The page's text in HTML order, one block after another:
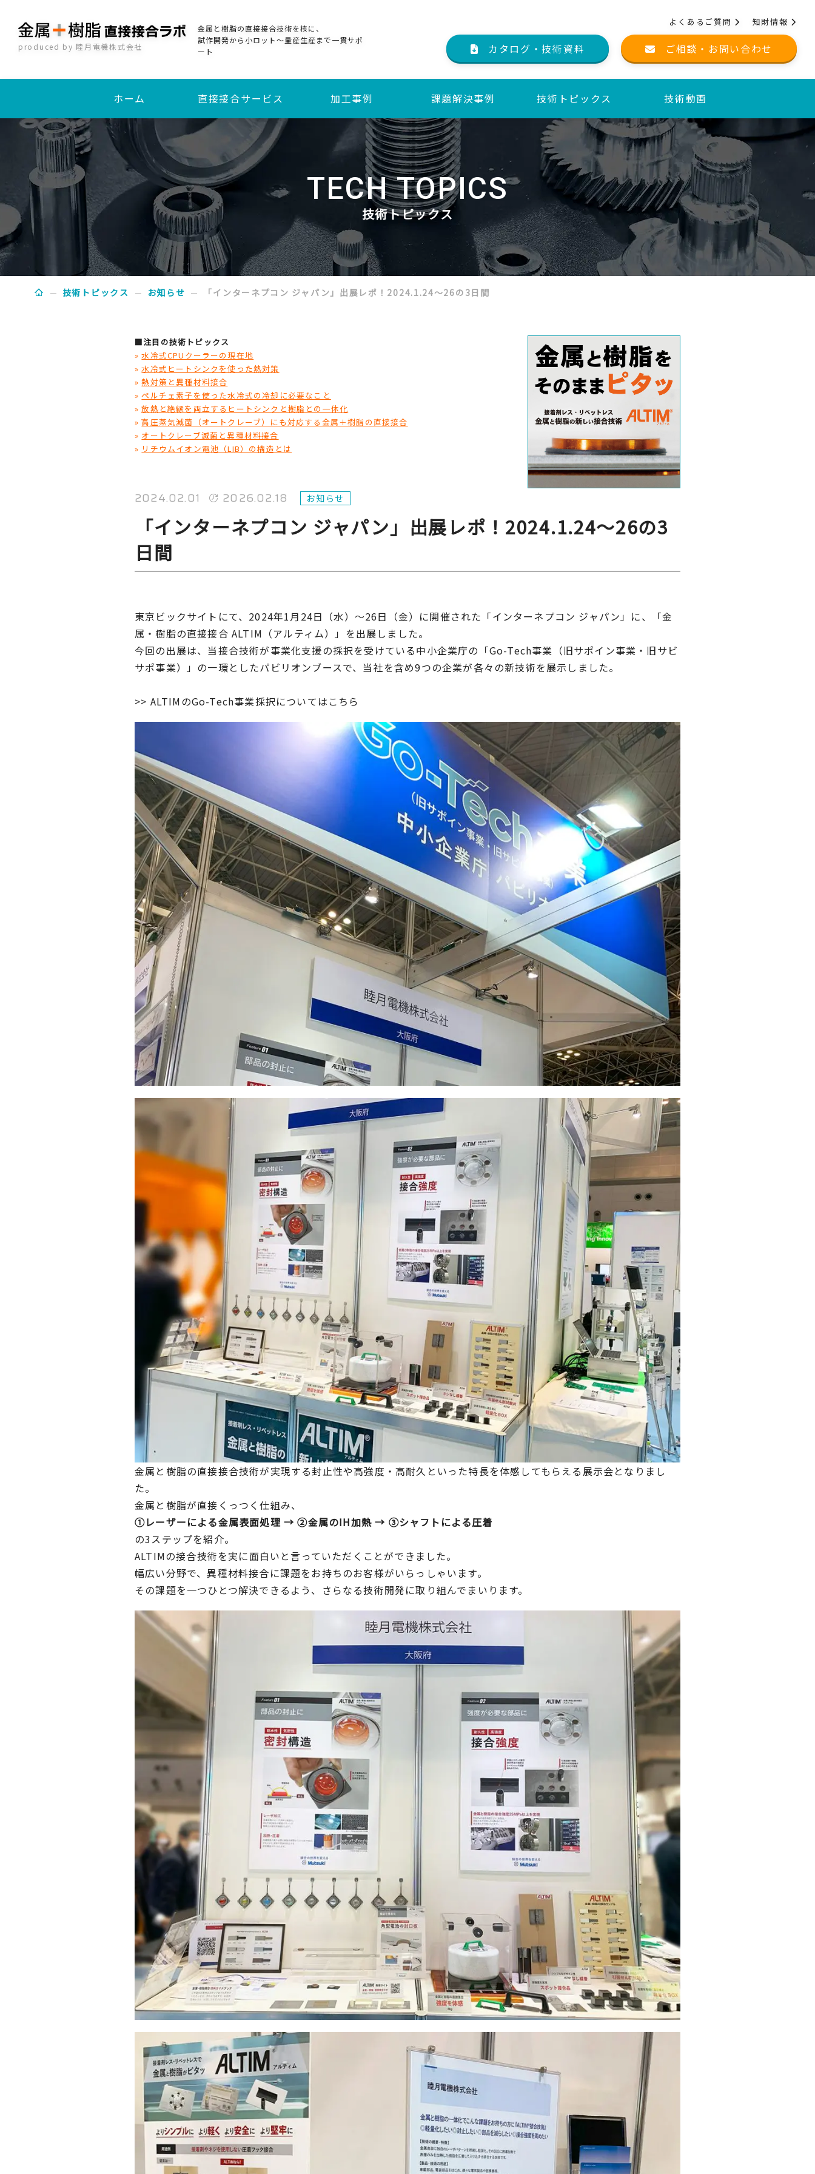
produced by 睦月電機株式会社
金属と樹脂の直接接合技術を核に、
試作開発から小ロット～量産生産まで一貫サポ
ート
知財情報
よくあるご質問
カタログ・技術資料 ご相談・お問い合わせ
ホーム 直接接合サービス
加熱圧着直接接合サービス
インサート成形接合サービス
加工事例 課題解決事例 技術トピックス 技術動画
TECH TOPICS
技術トピックス
技術トピックス お知らせ 「インターネプコン ジャパン」出展レポ！2024.1.24～26の3日間
■注目の技術トピックス
»水冷式CPUクーラーの現在地
»水冷式ヒートシンクを使った熱対策
»熱対策と異種材料接合
»ペルチェ素子を使った水冷式の冷却に必要なこと
»放熱と絶縁を両立するヒートシンクと樹脂との一体化
»高圧蒸気滅菌（オートクレーブ）にも対応する金属＋樹脂の直接接合
» オートクレーブ滅菌と異種材料接合
» リチウムイオン電池（LIB）の構造とは
2024.02.01 2026.02.18 お知らせ
「インターネプコン ジャパン」出展レポ！2024.1.24～26の3
日間
東京ビックサイトにて、2024年1月24日（水）～26日（金）に開催された「インターネプコン ジャパン」に、「金
属・樹脂の直接接合 ALTIM（アルティム）」を出展しました。
今回の出展は、当接合技術が事業化支援の採択を受けている中⼩企業庁の「Go-Tech事業（旧サポイン事業・旧サビ
サポ事業）」の一環としたパビリオンブースで、当社を含め9つの企業が各々の新技術を展示しました。
>> ALTIMのGo-Tech事業採択についてはこちら
金属と樹脂の直接接合技術が実現する封止性や高強度・高耐久といった特長を体感してもらえる展示会となりまし
た。
金属と樹脂が直接くっつく仕組み、
①レーザーによる金属表面処理 → ②金属のIH加熱 → ③シャフトによる圧着
の3ステップを紹介。
ALTIMの接合技術を実に面白いと言っていただくことができました。
幅広い分野で、異種材料接合に課題をお持ちのお客様がいらっしゃいます。
その課題を一つひとつ解決できるよう、さらなる技術開発に取り組んでまいります。